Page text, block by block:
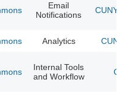
Email
Notifications
CUNY
Analytics
Internal Tools
and Workflow